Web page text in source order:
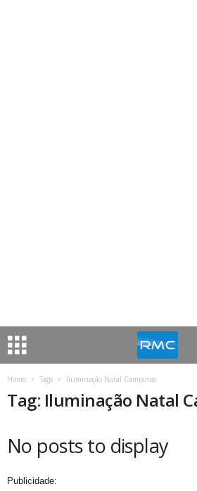
Home Tags Iluminação Natal Campinas
Tag: Iluminação Natal
No posts to display
Publicidade: